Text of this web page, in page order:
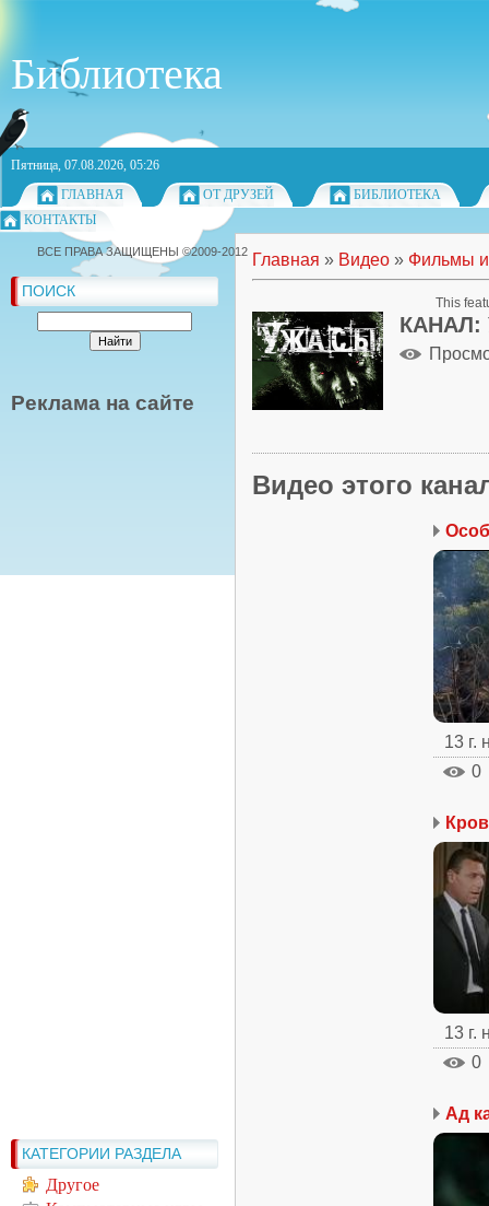
Библиотека
Пятница, 07.08.2026, 05:26
ГЛАВНАЯ
ОТ ДРУЗЕЙ
БИБЛИОТЕКА
КОНТАКТЫ
ПОИСК
Реклама на сайте
КАТЕГОРИИ РАЗДЕЛА
Другое
Главная » Видео » Фильмы
Видео этого
13 г.
0
13 г.
0
Ад
ВСЕ ПРАВА ЗАЩИЩЕНЫ ©2009-2012
This